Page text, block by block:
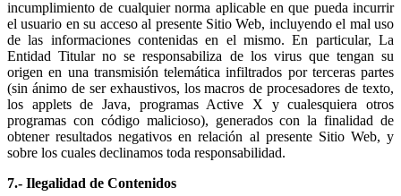
incumplimiento de cualquier norma aplicable en que pueda incurrir
el usuario en su acceso al presente Sitio Web, incluyendo el mal uso
de las informaciones contenidas en el mismo. En particular, La
Entidad Titular no se responsabiliza de los virus que tengan su
origen en una transmisión telemática infiltrados por terceras partes
(sin ánimo de ser exhaustivos, los macros de procesadores de texto,
los applets de Java, programas Active X y cualesquiera otros
programas con código malicioso), generados con la finalidad de
obtener resultados negativos en relación al presente Sitio Web, y
sobre los cuales declinamos toda responsabilidad.
7.- Ilegalidad de Contenidos